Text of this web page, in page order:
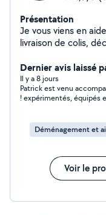
Présentation
Je vous viens en
livraison de colis, déchèterie,
portage (pianos,
couvertures et des
accompagné par
physiquement et
Horaires souples
Dernier avis laissé
Il y a 8 jours
Patrick est venu
! expérimentés, équipés
Déménagement et
Voir le